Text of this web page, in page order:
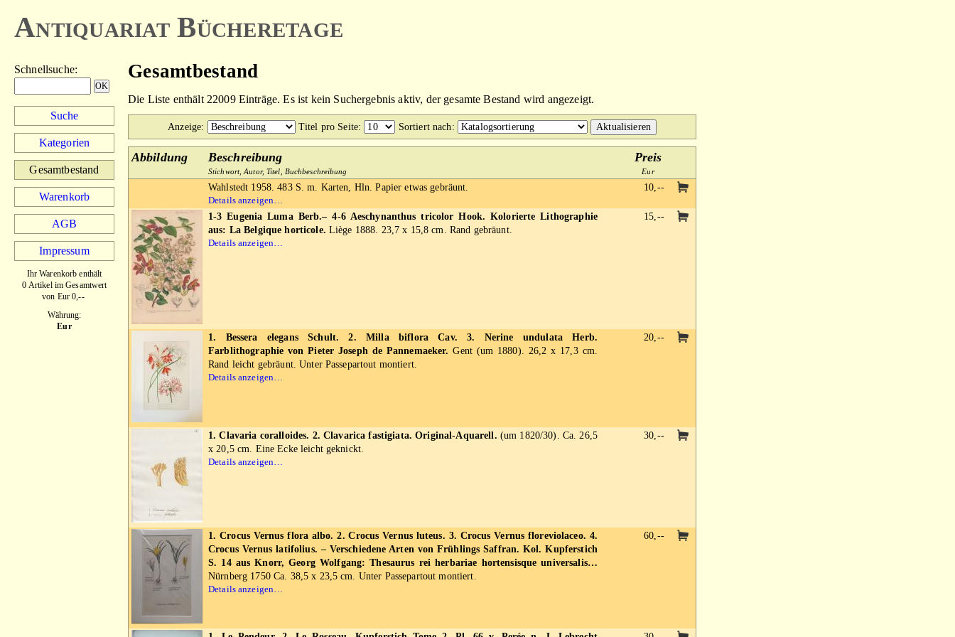
Antiquariat Bücheretage
Schnellsuche:
Suche
Kategorien
Gesamtbestand
Warenkorb
AGB
Impressum
Ihr Warenkorb enthält
0 Artikel im Gesamtwert
von Eur 0,--
Währung:
Eur
Gesamtbestand
Die Liste enthält 22009 Einträge. Es ist kein Suchergebnis aktiv, der gesamte Bestand wird angezeigt.
Anzeige: Titel pro Seite: Sortiert nach:
Abbildung Beschreibung
Stichwort, Autor, Titel, Buchbeschreibung
Preis
Eur
Wahlstedt 1958. 483 S. m. Karten, Hln. Papier etwas gebräunt.
Details anzeigen…
10,--
1-3 Eugenia Luma Berb.– 4-6 Aeschynanthus tricolor Hook. Kolorierte Lithographie
aus: La Belgique horticole. Liège 1888. 23,7 x 15,8 cm. Rand gebräunt.
Details anzeigen…
15,--
1. Bessera elegans Schult. 2. Milla biflora Cav. 3. Nerine undulata Herb.
Farblithographie von Pieter Joseph de Pannemaeker. Gent (um 1880). 26,2 x 17,3 cm.
Rand leicht gebräunt. Unter Passepartout montiert.
Details anzeigen…
20,--
1. Clavaria coralloides. 2. Clavarica fastigiata. Original-Aquarell. (um 1820/30). Ca. 26,5
x 20,5 cm. Eine Ecke leicht geknickt.
Details anzeigen…
30,--
1. Crocus Vernus flora albo. 2. Crocus Vernus luteus. 3. Crocus Vernus floreviolaceo. 4.
Crocus Vernus latifolius. – Verschiedene Arten von Frühlings Saffran. Kol. Kupferstich
S. 14 aus Knorr, Georg Wolfgang: Thesaurus rei herbariae hortensisque universalis…
Nürnberg 1750 Ca. 38,5 x 23,5 cm. Unter Passepartout montiert.
Details anzeigen…
60,--